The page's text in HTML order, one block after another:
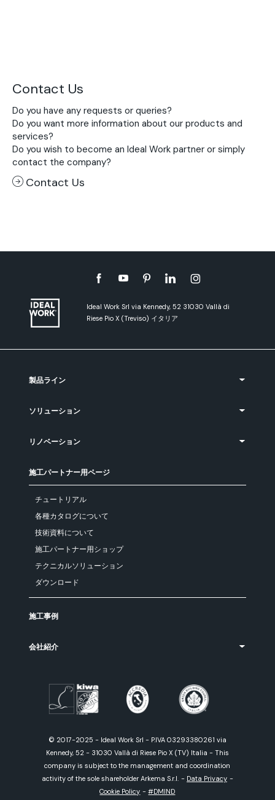
Contact Us
Do you have any requests or queries?
Do you want more information about our products and
services?
Do you wish to become an Ideal Work partner or simply
contact the company?
Contact Us
Ideal Work Srl via Kennedy, 52 31030 Vallà di
Riese Pio X (Treviso) イタリア
製品ライン
ソリューション
リノベーション
施工パートナー用ページ
チュートリアル
各種カタログについて
技術資料について
施工パートナー用ショップ
テクニカルソリューション
ダウンロード
施工事例
会社紹介
© 2017-2025 - Ideal Work Srl - P.IVA 03293380261 via
Kennedy, 52 - 31030 Vallà di Riese Pio X (TV) Italia - This
company is subject to the management and coordination
activity of the sole shareholder Arkema S.r.l. - Data Privacy -
Cookie Policy -#DMIND